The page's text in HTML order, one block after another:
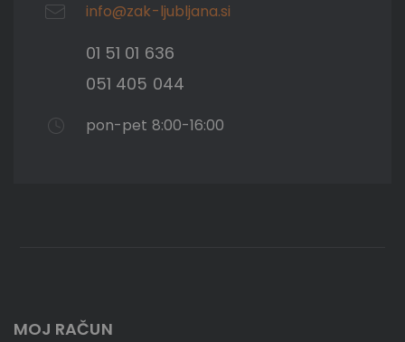
info@zak-ljubljana.si
01 51 01 636
051 405 044
pon-pet 8:00-16:00
MOJ RAČUN